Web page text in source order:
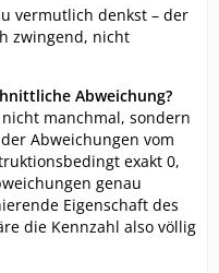
vermutlich denkst – der
zwingend, nicht
Abweichung?
manchmal, sondern
Abweichungen vom
exakt 0,
genau
Eigenschaft des
die Kennzahl also völlig